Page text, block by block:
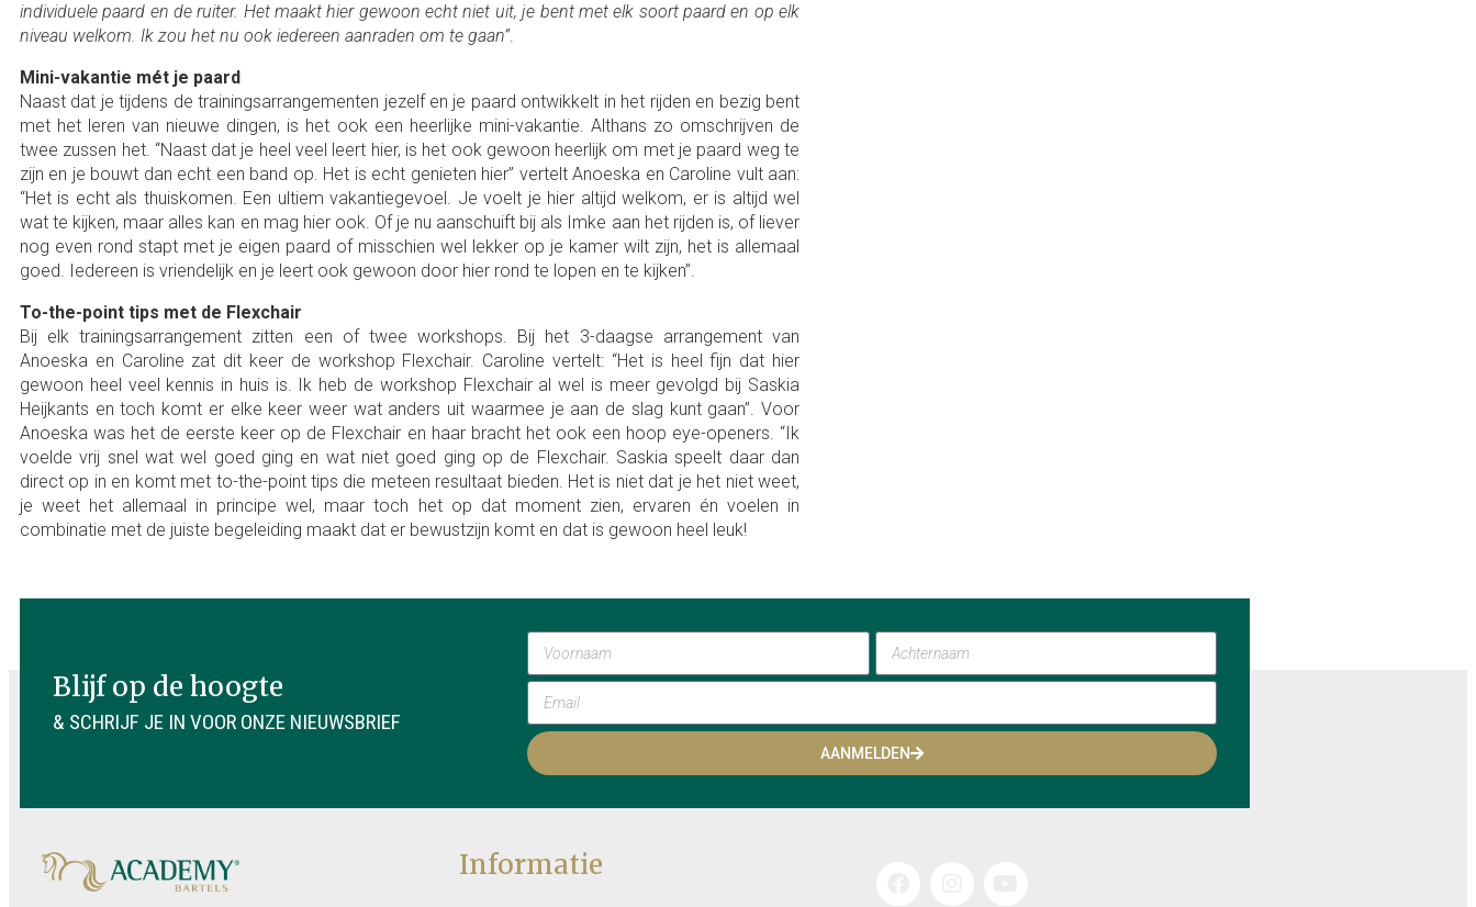
individuele paard en de ruiter. Het maakt hier gewoon echt niet uit, je bent met elk soort paard en op elk
niveau welkom. Ik zou het nu ook iedereen aanraden om te gaan”.
Mini-vakantie mét je paard
Naast dat je tijdens de trainingsarrangementen jezelf en je paard ontwikkelt in het rijden en bezig bent
met het leren van nieuwe dingen, is het ook een heerlijke mini-vakantie. Althans zo omschrijven de
twee zussen het. “Naast dat je heel veel leert hier, is het ook gewoon heerlijk om met je paard weg te
zijn en je bouwt dan echt een band op. Het is echt genieten hier” vertelt Anoeska en Caroline vult aan:
“Het is echt als thuiskomen. Een ultiem vakantiegevoel. Je voelt je hier altijd welkom, er is altijd wel
wat te kijken, maar alles kan en mag hier ook. Of je nu aanschuift bij als Imke aan het rijden is, of liever
nog even rond stapt met je eigen paard of misschien wel lekker op je kamer wilt zijn, het is allemaal
goed. Iedereen is vriendelijk en je leert ook gewoon door hier rond te lopen en te kijken”.
To-the-point tips met de Flexchair
Bij elk trainingsarrangement zitten een of twee workshops. Bij het 3-daagse arrangement van
Anoeska en Caroline zat dit keer de workshop Flexchair. Caroline vertelt: “Het is heel fijn dat hier
gewoon heel veel kennis in huis is. Ik heb de workshop Flexchair al wel is meer gevolgd bij Saskia
Heijkants en toch komt er elke keer weer wat anders uit waarmee je aan de slag kunt gaan”. Voor
Anoeska was het de eerste keer op de Flexchair en haar bracht het ook een hoop eye-openers. “Ik
voelde vrij snel wat wel goed ging en wat niet goed ging op de Flexchair. Saskia speelt daar dan
direct op in en komt met to-the-point tips die meteen resultaat bieden. Het is niet dat je het niet weet,
je weet het allemaal in principe wel, maar toch het op dat moment zien, ervaren én voelen in
combinatie met de juiste begeleiding maakt dat er bewustzijn komt en dat is gewoon heel leuk!
Blijf op de hoogte
& SCHRIJF JE IN VOOR ONZE NIEUWSBRIEF
AANMELDEN
Informatie